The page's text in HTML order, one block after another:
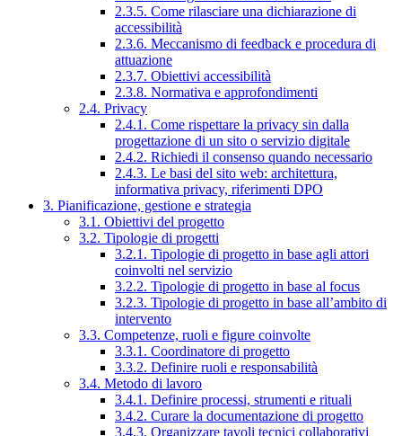
2.3.5. Come rilasciare una dichiarazione di
accessibilità
2.3.6. Meccanismo di feedback e procedura di
attuazione
2.3.7. Obiettivi accessibilità
2.3.8. Normativa e approfondimenti
2.4. Privacy
2.4.1. Come rispettare la privacy sin dalla
progettazione di un sito o servizio digitale
2.4.2. Richiedi il consenso quando necessario
2.4.3. Le basi del sito web: architettura,
informativa privacy, riferimenti DPO
3. Pianificazione, gestione e strategia
3.1. Obiettivi del progetto
3.2. Tipologie di progetti
3.2.1. Tipologie di progetto in base agli attori
coinvolti nel servizio
3.2.2. Tipologie di progetto in base al focus
3.2.3. Tipologie di progetto in base all’ambito di
intervento
3.3. Competenze, ruoli e figure coinvolte
3.3.1. Coordinatore di progetto
3.3.2. Definire ruoli e responsabilità
3.4. Metodo di lavoro
3.4.1. Definire processi, strumenti e rituali
3.4.2. Curare la documentazione di progetto
3.4.3. Organizzare tavoli tecnici collaborativi